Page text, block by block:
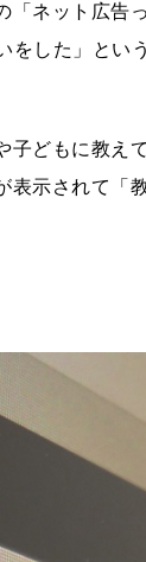
「ネット広告
をした」とい
子どもに教え
表示されて「